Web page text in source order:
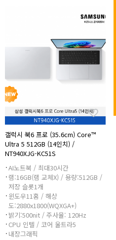
갤럭시 북6 프로 (35.6cm) Core™
Ultra 5 512GB (14인치) /
NT940XJG-KC51S
AI노트북 / 최대30시간
램:16GB(램 교체X) / 용량:512GB /
저장 슬롯1개
윈도우11홈 / 해상
도:2880x1800(WQXGA+)
밝기:500nit / 주사율: 120Hz
CPU 인텔 / 코어 울트라5
내장그래픽